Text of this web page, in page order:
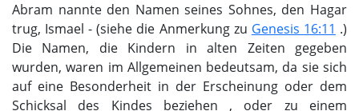
Abram nannte den Namen seines Sohnes, den Hagar
trug, Ismael - (siehe die Anmerkung zu Genesis 16:11 .)
Die Namen, die Kindern in alten Zeiten gegeben
wurden, waren im Allgemeinen bedeutsam, da sie sich
auf eine Besonderheit in der Erscheinung oder dem
Schicksal des Kindes beziehen , oder zu einem